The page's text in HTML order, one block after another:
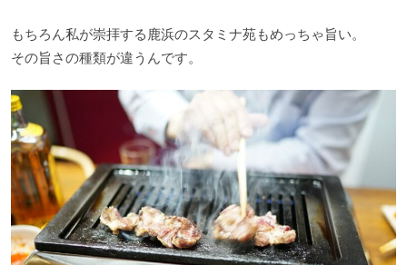
もちろん私が崇拝する鹿浜のスタミナ苑もめっちゃ旨い。
その旨さの種類が違うんです。